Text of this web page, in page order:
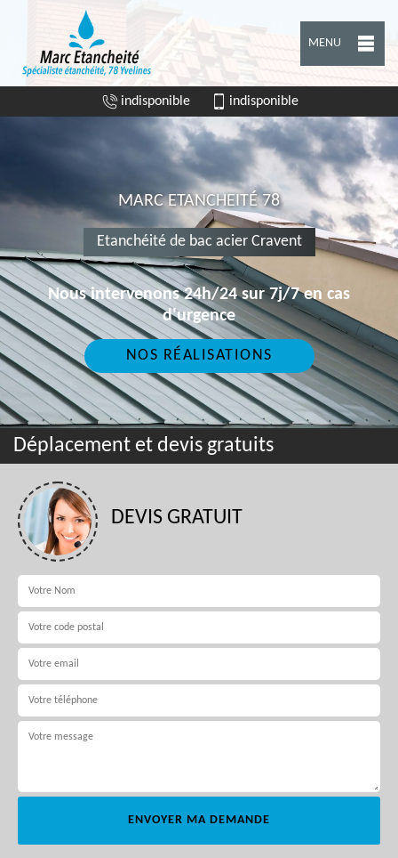
MENU
indisponible indisponible
MARC ETANCHEITÉ 78
Etanchéité de bac acier Cravent
Nous intervenons 24h/24 sur 7j/7 en cas
d'urgence
NOS RÉALISATIONS
Déplacement et devis gratuits
DEVIS GRATUIT